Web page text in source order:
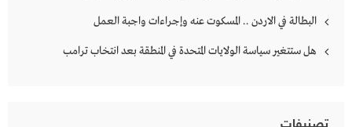
البطالة في الاردن .. المسكوت عنه وإجراءات واجبة العمل
هل ستتغير سياسة الولايات المتحدة في المنطقة بعد انتخاب ترامب